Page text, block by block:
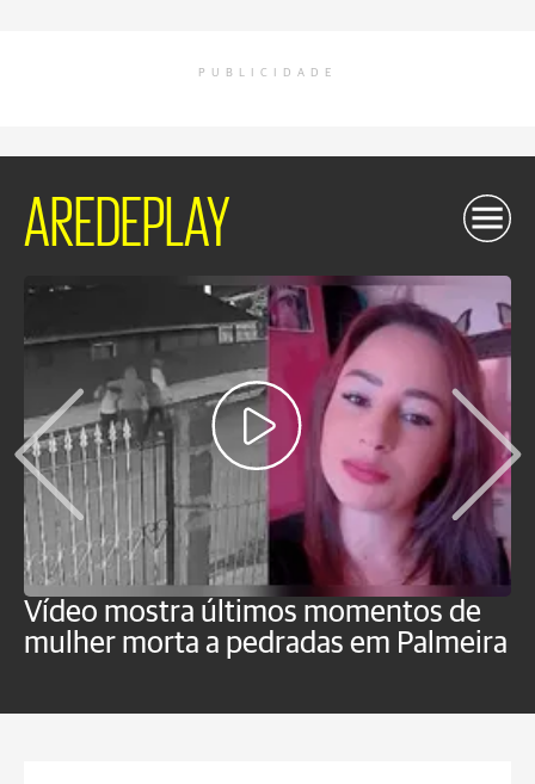
PUBLICIDADE
AREDEPLAY
Vídeo mostra últimos momentos de
mulher morta a pedradas em Palmeira